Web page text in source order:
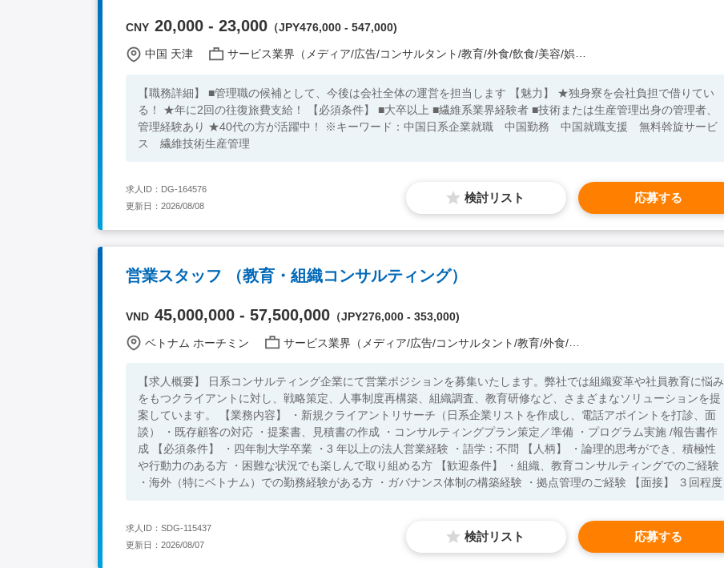
CNY 20,000 - 23,000 （JPY476,000 - 547,000)
中国 天津 サービス業界（メディア/広告/コンサルタント/教育/外食/飲食/美容/娯楽/士業 他）
【職務詳細】 ■管理職の候補として、今後は会社全体の運営を担当します 【魅力】 ★独身寮を会社負担で借りてい
る！ ★年に2回の往復旅費支給！ 【必須条件】 ■大卒以上 ■繊維系業界経験者 ■技術または生産管理出身の管理者、
管理経験あり ★40代の方が活躍中！ ※キーワード：中国日系企業就職 中国勤務 中国就職支援 無料斡旋サービ
ス 繊維技術生産管理
検討リスト 応募する
求人ID：DG-164576
更新日：2026/08/08
営業スタッフ （教育・組織コンサルティング）
VND 45,000,000 - 57,500,000 （JPY276,000 - 353,000)
ベトナム ホーチミン サービス業界（メディア/広告/コンサルタント/教育/外食/飲食/美容/娯楽/士業 他）
【求人概要】 日系コンサルティング企業にて営業ポジションを募集いたします。弊社では組織変革や社員教育に悩み
をもつクライアントに対し、戦略策定、人事制度再構築、組織調査、教育研修など、さまざまなソリューションを提
案しています。 【業務内容】 ・新規クライアントリサーチ（日系企業リストを作成し、電話アポイントを打診、面
談） ・既存顧客の対応 ・提案書、見積書の作成 ・コンサルティングプラン策定／準備 ・プログラム実施 /報告書作
成 【必須条件】 ・四年制大学卒業 ・3 年以上の法人営業経験 ・語学：不問 【人柄】 ・論理的思考ができ、積極性
や行動力のある方 ・困難な状況でも楽しんで取り組める方 【歓迎条件】 ・組織、教育コンサルティングでのご経験
・海外（特にベトナム）での勤務経験がある方 ・ガバナンス体制の構築経験 ・拠点管理のご経験 【面接】 ３回程度
検討リスト 応募する
求人ID：SDG-115437
更新日：2026/08/07